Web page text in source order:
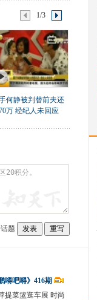
1/3
何静被判替前夫还
万 经纪人未回应
题
嘚吧嘚》416期
提菜篮逛车展 时尚